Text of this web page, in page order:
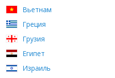
Вьетнам
Греция
Грузия
Египет
Израиль